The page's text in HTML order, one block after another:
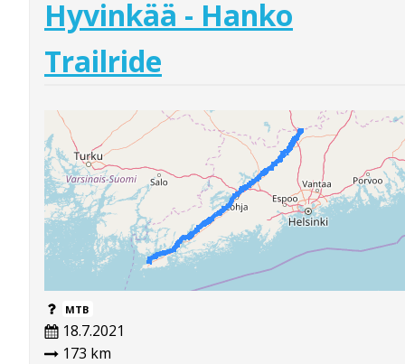
Hyvinkää - Hanko
Trailride
MTB
18.7.2021
173 km